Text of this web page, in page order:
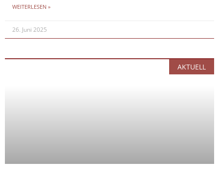
WEITERLESEN »
26. Juni 2025
AKTUELL